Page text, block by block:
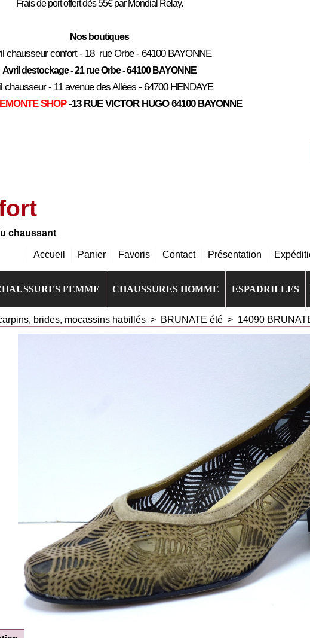
Frais de port offert dès 55€ par Mondial Relay.
Nos boutiques
chausseur confort - 18 rue Orbe - 64100 BAYONNE
Avril destockage - 21 rue Orbe - 64100 BAYONNE
chausseur - 11 avenue des Allées - 64700 HENDAYE
SHOP -13 RUE VICTOR HUGO 64100 BAYONNE
chaussant
Accueil Panier Favoris Contact Présentation
FEMME CHAUSSURES HOMME ESPADRILLES
brides, mocassins habillés > BRUNATE été > 14090